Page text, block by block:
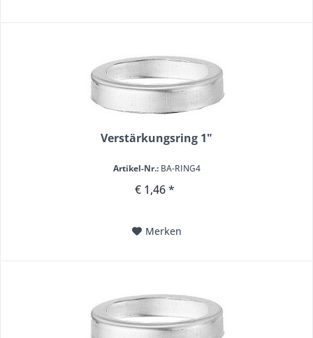
Verstärkungsring 1"
Artikel-Nr.:BA-RING4
€ 1,46 *
Merken